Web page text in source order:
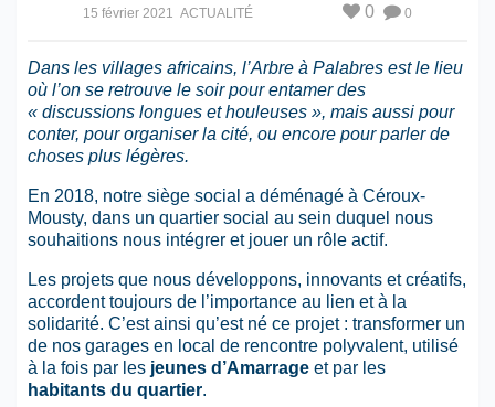
15 février 2021 ACTUALITÉ 0
0
Dans les villages africains, l’Arbre à Palabres est le lieu
où l’on se retrouve le soir pour entamer des
« discussions longues et houleuses », mais aussi pour
conter, pour organiser la cité, ou encore pour parler de
choses plus légères.
En 2018, notre siège social a déménagé à Céroux-
Mousty, dans un quartier social au sein duquel nous
souhaitions nous intégrer et jouer un rôle actif.
Les projets que nous développons, innovants et créatifs,
accordent toujours de l’importance au lien et à la
solidarité. C’est ainsi qu’est né ce projet : transformer un
de nos garages en local de rencontre polyvalent, utilisé
à la fois par les jeunes d’Amarrage et par les
habitants du quartier.